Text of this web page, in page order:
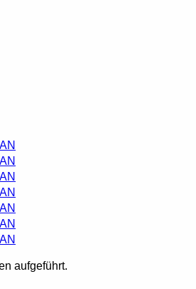
aufgeführt.